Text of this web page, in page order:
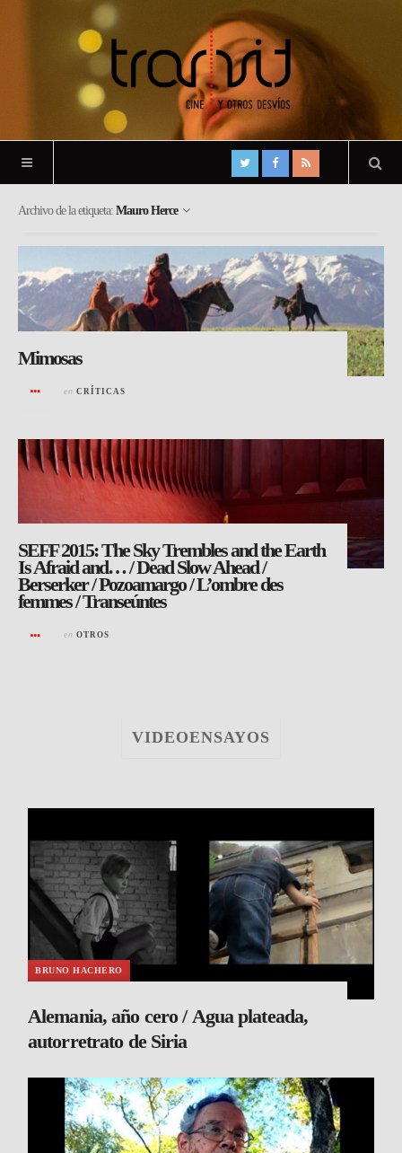
Archivo de la etiqueta: Mauro Herce
Mimosas
en CRÍTICAS
SEFF 2015: The Sky Trembles and the Earth
Is Afraid and… / Dead Slow Ahead /
Berserker / Pozoamargo / L’ombre des
femmes / Transeúntes
en OTROS
VIDEOENSAYOS
BRUNO HACHERO
Alemania, año cero / Agua plateada,
autorretrato de Siria